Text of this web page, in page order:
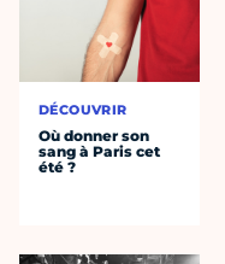
DÉCOUVRIR
Où donner son
sang à Paris cet
été ?